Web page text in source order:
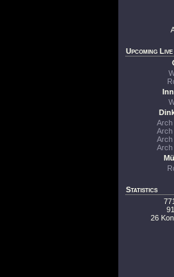
Upcoming Live
Arch
Arch
Arch
Arch
Statistics
26